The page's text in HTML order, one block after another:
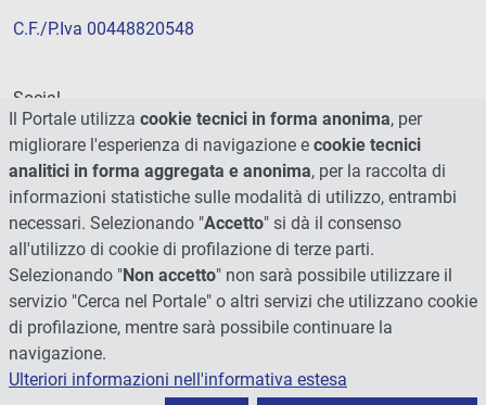
C.F./P.Iva 00448820548
Social
Il Portale utilizza cookie tecnici in forma anonima, per
migliorare l'esperienza di navigazione e cookie tecnici
analitici in forma aggregata e anonima, per la raccolta di
informazioni statistiche sulle modalità di utilizzo, entrambi
necessari. Selezionando "Accetto" si dà il consenso
all'utilizzo di cookie di profilazione di terze parti.
Selezionando "Non accetto" non sarà possibile utilizzare il
servizio "Cerca nel Portale" o altri servizi che utilizzano cookie
di profilazione, mentre sarà possibile continuare la
navigazione.
Ulteriori informazioni nell'informativa estesa